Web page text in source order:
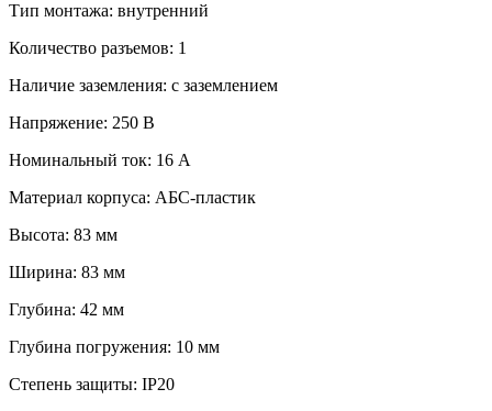
Тип монтажа: внутренний
Количество разъемов: 1
Наличие заземления: с заземлением
Напряжение: 250 В
Номинальный ток: 16 А
Материал корпуса: АБС-пластик
Высота: 83 мм
Ширина: 83 мм
Глубина: 42 мм
Глубина погружения: 10 мм
Степень защиты: IP20